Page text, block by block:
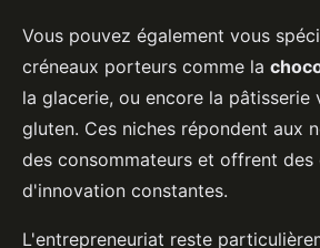
Vous pouvez également vous
créneaux porteurs comme la
la glacerie, ou encore la pâtisserie
gluten. Ces niches répondent aux
des consommateurs et offrent
d'innovation constantes.
L'entrepreneuriat reste